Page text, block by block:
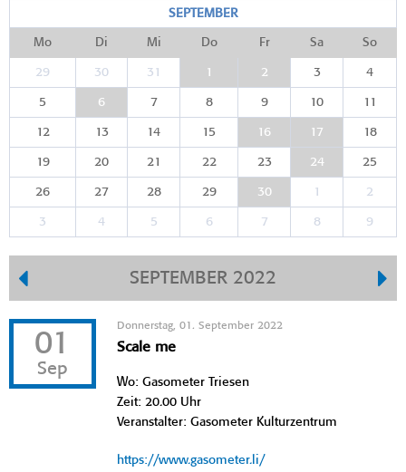
SEPTEMBER
Mo Di Mi Do Fr Sa So
29 30 31 1 2 3 4
5 6 7 8 9 10 11
12 13 14 15 16 17 18
19 20 21 22 23 24 25
26 27 28 29 30 1 2
3 4 5 6 7 8 9
SEPTEMBER 2022
01
Sep
Donnerstag, 01. September 2022
Scale me
Wo: Gasometer Triesen
Zeit: 20.00 Uhr
Veranstalter: Gasometer Kulturzentrum
https://www.gasometer.li/